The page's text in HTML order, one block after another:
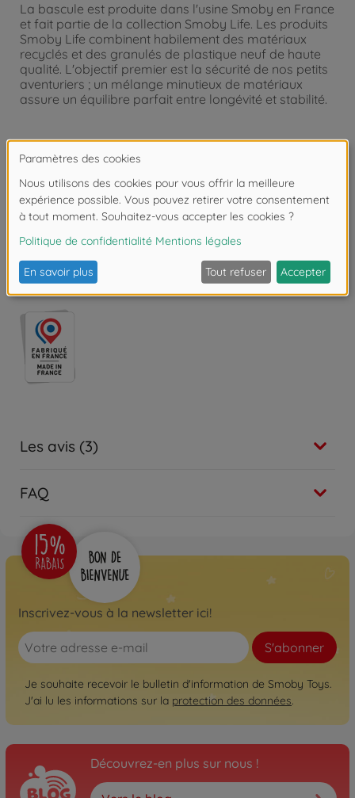
La bascule est produite dans l'usine Smoby en France
et fait partie de la collection Smoby Life. Les produits
Smoby Life combinent habilement des matériaux
recyclés et des granulés de plastique neuf de haute
qualité. L'objectif premier est la sécurité de nos petits
aventuriers ; un mélange minutieux de matériaux
assure un équilibre parfait entre longévité et stabilité.
Product details:
Fabriqué avec amour en France.
Poids max. : 50 kg
Dimensions : 78x38x35 cm.
À partir de 18 mois.
Les avis (3)
FAQ
Inscrivez-vous à la newsletter ici!
S'abonner
Je souhaite recevoir le bulletin d'information de Smoby Toys.
J'ai lu les informations sur la protection des données.
Découvrez-en plus sur nous !